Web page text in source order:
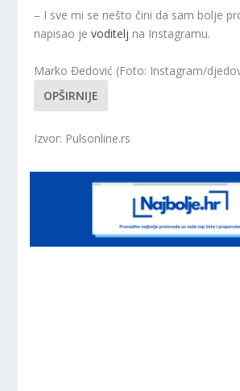
– I sve mi se nešto čini da sam bolje
napisao jevoditelj na Instagramu.
Marko Đedović (Foto: Instagram/
OPŠIRNIJE
Izvor: Pulsonline.rs